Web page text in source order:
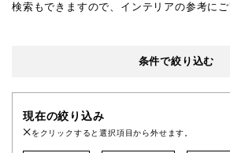
検索もできますので、インテリアの参考にご
条件で絞り込む
現在の絞り込み
をクリックすると選択項目から外せます。